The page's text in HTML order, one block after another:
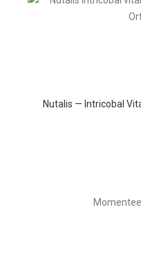
Nutalis — Intricobal